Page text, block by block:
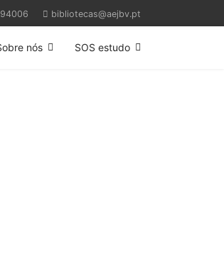
bibliotecas@aejbv.pt
nós SOS estudo